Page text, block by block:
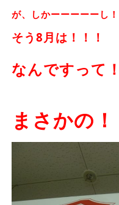
が、しかーーーーーし
そう8月は！！！
なんですって
まさかの！